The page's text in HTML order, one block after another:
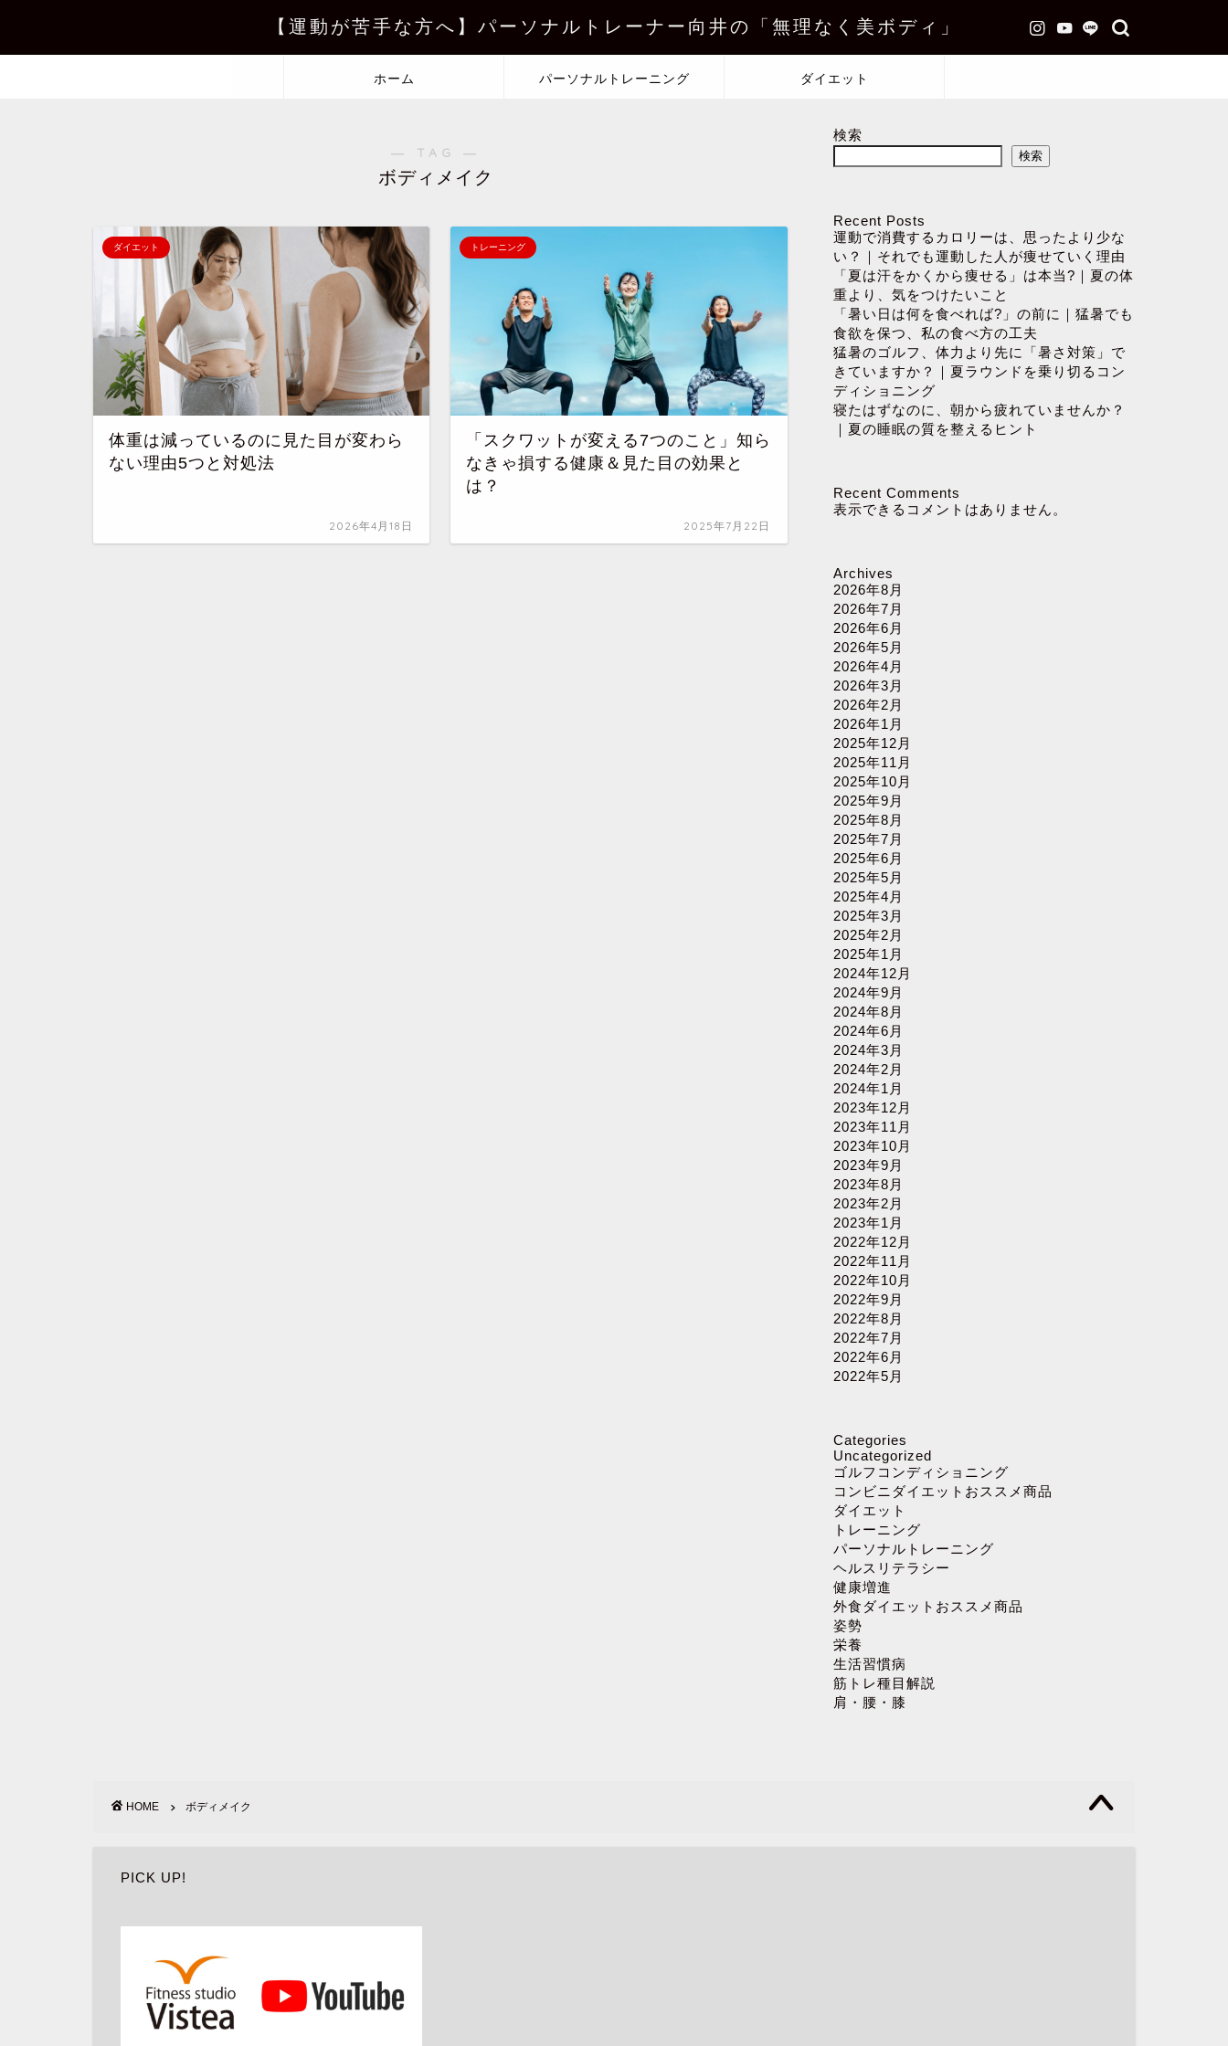
【運動が苦手な方へ】パーソナルトレーナー向井の「無理なく美ボディ」
ホーム パーソナルトレーニング ダイエット
― TAG ―
ボディメイク
ダイエット
体重は減っているのに見た目が変わら
ない理由5つと対処法
2026年4月18日
トレーニング
「スクワットが変える7つのこと」知ら
なきゃ損する健康＆見た目の効果と
は？
2025年7月22日
検索
検索
Recent Posts
運動で消費するカロリーは、思ったより少な
い？｜それでも運動した人が痩せていく理由
「夏は汗をかくから痩せる」は本当?｜夏の体
重より、気をつけたいこと
「暑い日は何を食べれば?」の前に｜猛暑でも
食欲を保つ、私の食べ方の工夫
猛暑のゴルフ、体力より先に「暑さ対策」で
きていますか？｜夏ラウンドを乗り切るコン
ディショニング
寝たはずなのに、朝から疲れていませんか？
｜夏の睡眠の質を整えるヒント
Recent Comments
表示できるコメントはありません。
Archives
2026年8月
2026年7月
2026年6月
2026年5月
2026年4月
2026年3月
2026年2月
2026年1月
2025年12月
2025年11月
2025年10月
2025年9月
2025年8月
2025年7月
2025年6月
2025年5月
2025年4月
2025年3月
2025年2月
2025年1月
2024年12月
2024年9月
2024年8月
2024年6月
2024年3月
2024年2月
2024年1月
2023年12月
2023年11月
2023年10月
2023年9月
2023年8月
2023年2月
2023年1月
2022年12月
2022年11月
2022年10月
2022年9月
2022年8月
2022年7月
2022年6月
2022年5月
Categories
Uncategorized
ゴルフコンディショニング
コンビニダイエットおススメ商品
ダイエット
トレーニング
パーソナルトレーニング
ヘルスリテラシー
健康増進
外食ダイエットおススメ商品
姿勢
栄養
生活習慣病
筋トレ種目解説
肩・腰・膝
HOME ボディメイク
PICK UP!